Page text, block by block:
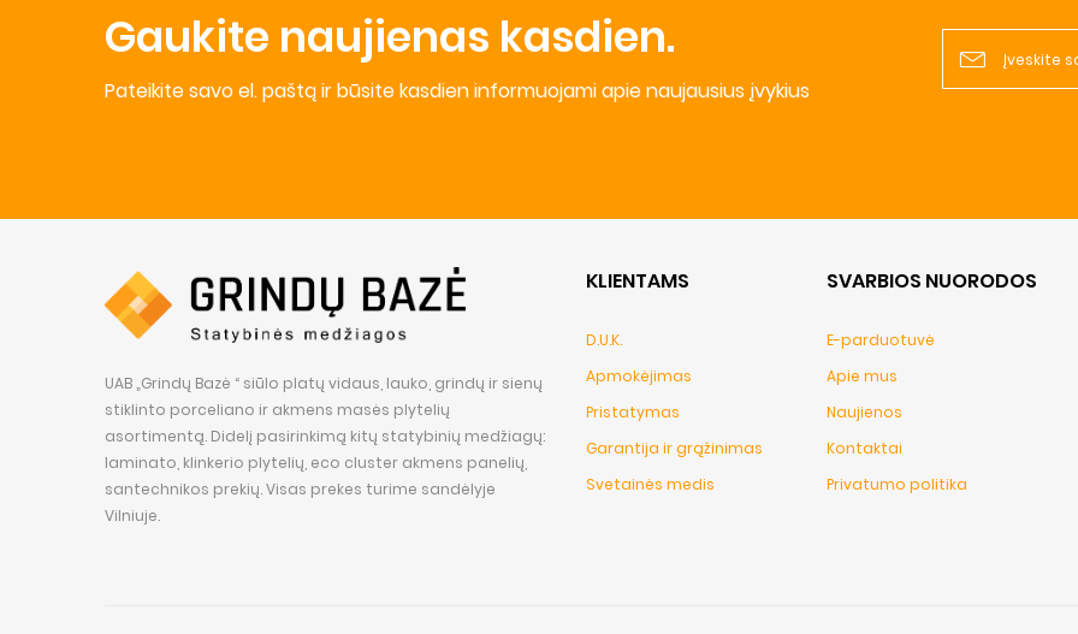
Gaukite naujienas kasdien.
Pateikite savo el. paštą ir būsite kasdien informuojami apie naujausius įvykius
UAB „Grindų Bazė “ siūlo platų vidaus, lauko, grindų ir sienų
stiklinto porceliano ir akmens masės plytelių
asortimentą. Didelį pasirinkimą kitų statybinių medžiagų:
laminato, klinkerio plytelių, eco cluster akmens panelių,
santechnikos prekių. Visas prekes turime sandėlyje
Vilniuje.
KLIENTAMS
D.U.K.
Apmokėjimas
Pristatymas
Garantija ir grąžinimas
Svetainės medis
SVARBIOS NUORODOS
E-parduotuvė
Apie mus
Naujienos
Kontaktai
Privatumo politika